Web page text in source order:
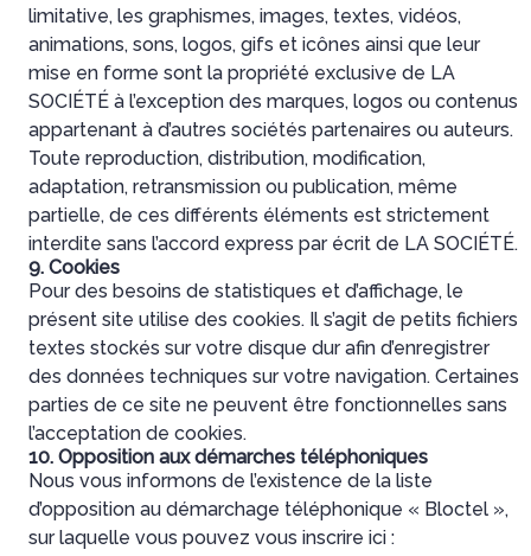
limitative, les graphismes, images, textes, vidéos,
animations, sons, logos, gifs et icônes ainsi que leur
mise en forme sont la propriété exclusive de LA
SOCIÉTÉ à l’exception des marques, logos ou contenus
appartenant à d’autres sociétés partenaires ou auteurs.
Toute reproduction, distribution, modification,
adaptation, retransmission ou publication, même
partielle, de ces différents éléments est strictement
interdite sans l’accord express par écrit de LA SOCIÉTÉ.
9. Cookies
Pour des besoins de statistiques et d’affichage, le
présent site utilise des cookies. Il s’agit de petits fichiers
textes stockés sur votre disque dur afin d’enregistrer
des données techniques sur votre navigation. Certaines
parties de ce site ne peuvent être fonctionnelles sans
l’acceptation de cookies.
10. Opposition aux démarches téléphoniques
Nous vous informons de l’existence de la liste
d’opposition au démarchage téléphonique « Bloctel »,
sur laquelle vous pouvez vous inscrire ici :